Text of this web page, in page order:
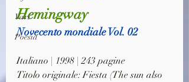
Vari
Poesia
Hemingway
Novecento mondiale Vol. 02
Italiano | 1998 | 243 pagine
Titolo originale: Fiesta (The sun also